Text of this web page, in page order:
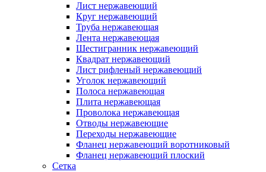
Лист нержавеющий
Круг нержавеющий
Труба нержавеющая
Лента нержавеющая
Шестигранник нержавеющий
Квадрат нержавеющий
Лист рифленый нержавеющий
Уголок нержавеющий
Полоса нержавеющая
Плита нержавеющая
Проволока нержавеющая
Отводы нержавеющие
Переходы нержавеющие
Фланец нержавеющий воротниковый
Фланец нержавеющий плоский
Сетка